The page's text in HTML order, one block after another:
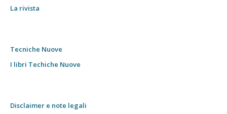
La rivista
Tecniche Nuove
I libri Techiche Nuove
Disclaimer e note legali